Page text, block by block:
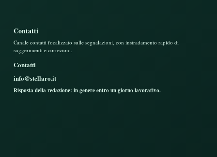
Contatti
Canale contatti focalizzato sulle segnalazioni, con instradamento rapido di
suggerimenti e correzioni.
Contatti
info@stellaro.it
Risposta della redazione: in genere entro un giorno lavorativo.